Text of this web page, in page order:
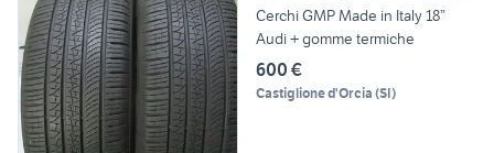
Cerchi GMP Made in Italy 18”
Audi + gomme termiche
600 €
Castiglione d'Orcia (SI)